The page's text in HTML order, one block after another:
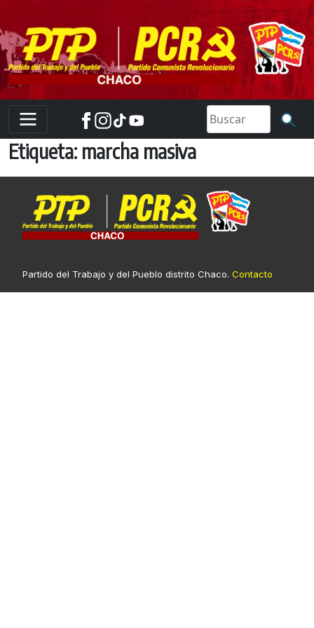
to
content
Etiqueta:marcha masiva
Partido del Trabajo y del Pueblo distrito Chaco. Contacto